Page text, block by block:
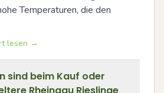
Temperaturen, die den
lesen →
sind beim Kauf oder